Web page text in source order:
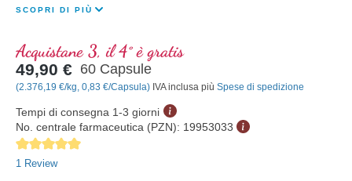
SCOPRI DI PIÙ
Acquistane 3, il 4° è gratis
49,90 € 60 Capsule
(2.376,19 €/kg, 0,83 €/Capsula) IVA inclusa più Spese di spedizione
Tempi di consegna 1-3 giorni
No. centrale farmaceutica (PZN): 19953033
Average rating of 5 out of 5 stars
1 Review